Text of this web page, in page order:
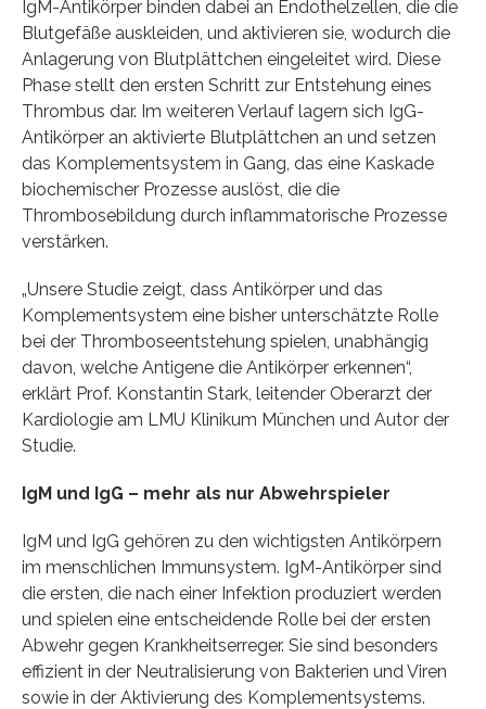
IgM-Antikörper binden dabei an Endothelzellen, die die
Blutgefäße auskleiden, und aktivieren sie, wodurch die
Anlagerung von Blutplättchen eingeleitet wird. Diese
Phase stellt den ersten Schritt zur Entstehung eines
Thrombus dar. Im weiteren Verlauf lagern sich IgG-
Antikörper an aktivierte Blutplättchen an und setzen
das Komplementsystem in Gang, das eine Kaskade
biochemischer Prozesse auslöst, die die
Thrombosebildung durch inflammatorische Prozesse
verstärken.
„Unsere Studie zeigt, dass Antikörper und das
Komplementsystem eine bisher unterschätzte Rolle
bei der Thromboseentstehung spielen, unabhängig
davon, welche Antigene die Antikörper erkennen“,
erklärt Prof. Konstantin Stark, leitender Oberarzt der
Kardiologie am LMU Klinikum München und Autor der
Studie.
IgM und IgG – mehr als nur Abwehrspieler
IgM und IgG gehören zu den wichtigsten Antikörpern
im menschlichen Immunsystem. IgM-Antikörper sind
die ersten, die nach einer Infektion produziert werden
und spielen eine entscheidende Rolle bei der ersten
Abwehr gegen Krankheitserreger. Sie sind besonders
effizient in der Neutralisierung von Bakterien und Viren
sowie in der Aktivierung des Komplementsystems.